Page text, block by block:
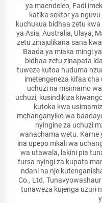
ya maendeleo, Fadi
katika sektor ya
kuchukua bidhaa zetu
ya Asia, Australia, Ulaya,
zetu zinajulikana sana
Baada ya miaka mingi
bidhaa zetu zinapata
tuweze kutoa huduma
imetengeneza kifaa
uchuzi na msimamo
uchuzi, kusindikiza
kutoka kwa
mchanganyiko wa
nyingine za uchuzi
wanachama wetu. Karne
ina upepo mkali wa
wa utawala, lakini pia
fursa nyingi za kupata
ndani na nje
Co., Ltd.
tunaweza kujenga uzuri